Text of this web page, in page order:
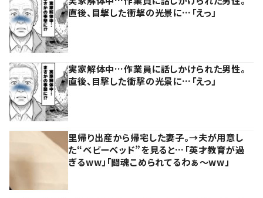
直後、目撃した衝撃の光景に…「えっ」
実家解体中…作業員に話しかけられた男性。
直後、目撃した衝撃の光景に…「えっ」
里帰り出産から帰宅した妻子。→夫が用意し
た“ベビーベッド”を見ると…「英才教育が過
ぎるww」「闘魂こめられてるわぁ～ww」